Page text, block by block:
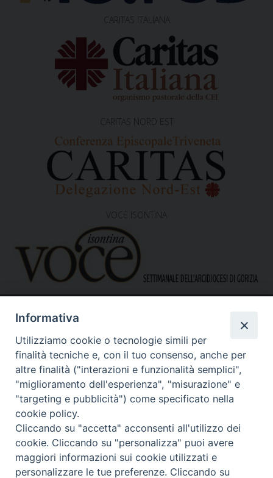
CARITAS ITALIANA
CARITAS NORD EST
VOCE ISONTINA
Caritas Diocesana di Gorizia
Sede operativa – uffici
via G. B. Garzarolli, 131 – 34170 Gorizia
Tel. 0481525188
Mail:
direzione@caritasgorizia.it - caritasgorizia@pec.it
Informativa
Utilizziamo cookie o tecnologie simili per
finalità tecniche e, con il tuo consenso, anche per
altre finalità ("interazioni e funzionalità semplici",
"miglioramento dell'esperienza", "misurazione" e
"targeting e pubblicità") come specificato nella
cookie policy.
Cliccando su "accetta" acconsenti all'utilizzo dei
cookie. Cliccando su "personalizza" puoi avere
maggiori informazioni sui cookie utilizzati e
personalizzare le tue preferenze. Cliccando su